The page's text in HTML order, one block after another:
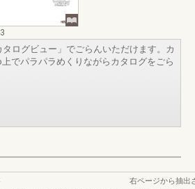
ログビュー」でごらんいただけます。カ
でパラパラめくりながらカタログをごら
右ページから抽出